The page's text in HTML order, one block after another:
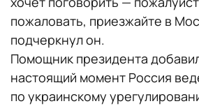
пожаловать, приезжайте в
подчеркнул он.
Помощник президента
настоящий момент Россия
по украинскому